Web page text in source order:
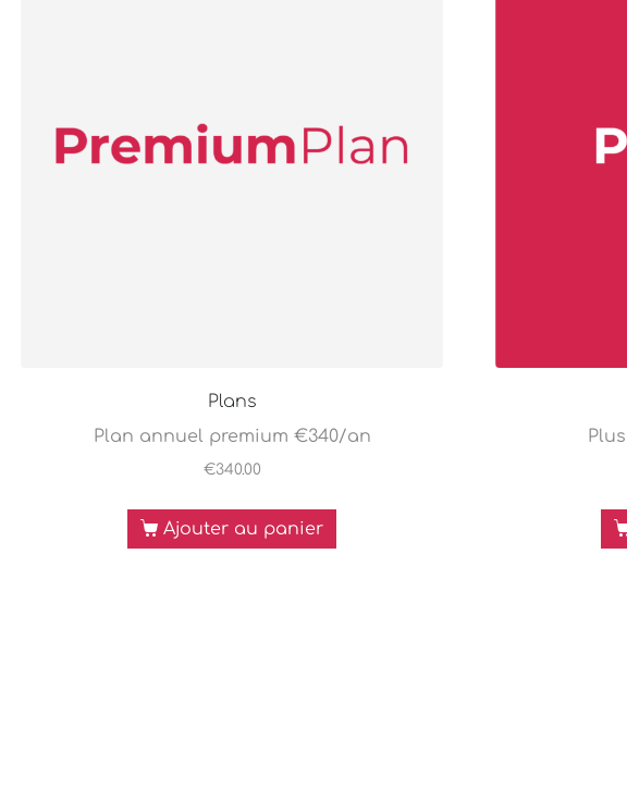
Plans
Plan annuel premium €340/an
€340.00
Ajouter au panier